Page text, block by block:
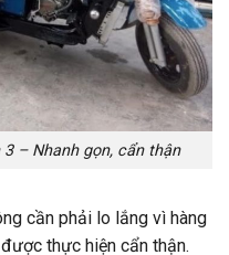
– Nhanh gọn, cẩn thận
cần phải lo lắng vì hàng
thực hiện cẩn thận.